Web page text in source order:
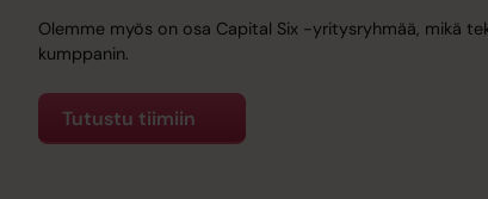
Olemme myös on osa Capital Six -yritysryhmää, mikä
kumppanin.
Tutustu tiimiin